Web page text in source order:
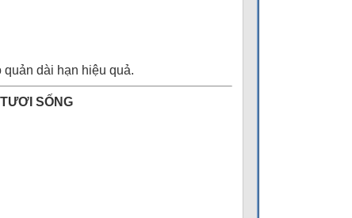
dài hạn hiệu quả.
SỐNG